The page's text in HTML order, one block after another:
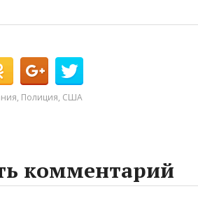
, Полиция, США
комментарий